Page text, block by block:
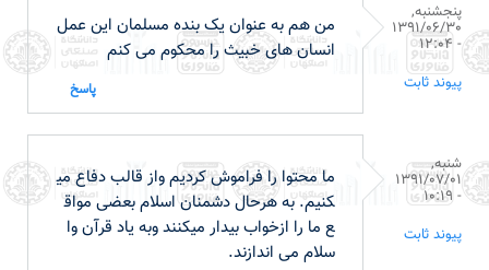
پنجشنبه,
1391/06/30
- 12:04
پیوند ثابت
من هم به عنوان یک بنده مسلمان این عمل
انسان های خبیث را محکوم می کنم
پاسخ
شنبه,
1391/07/01
- 10:19
پیوند ثابت
ما محتوا را فراموش کردیم واز قالب دفاع می
کنیم. به هرحال دشمنان اسلام بعضی مواق
ع ما را ازخواب بیدار میکنند وبه یاد قرآن وا
سلام می اندازند.